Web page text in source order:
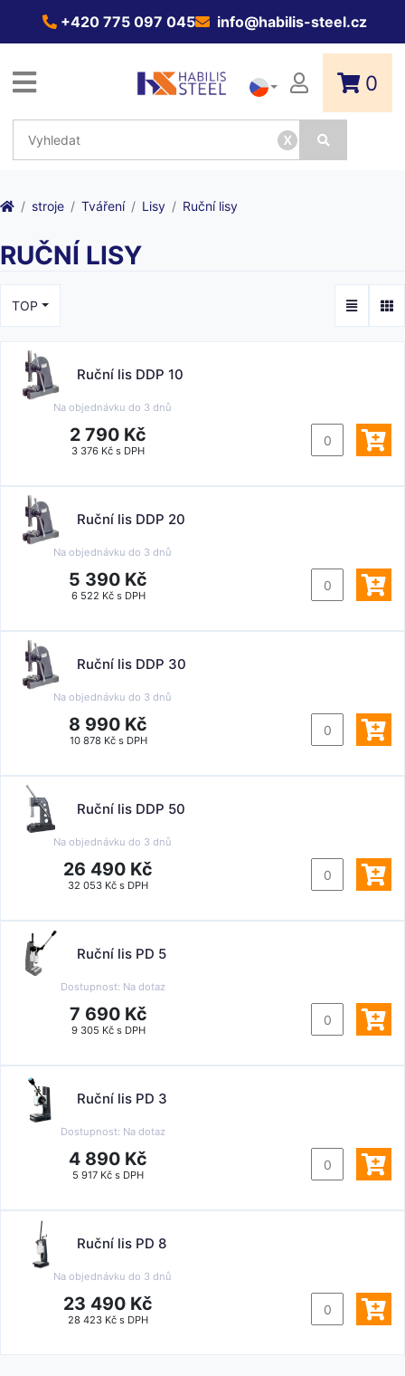
+420 775 097 045 info@habilis-steel.cz
x
0
stroje Tváření Lisy Ruční lisy
RUČNÍ LISY
TOP
Ruční lis DDP 10
Na objednávku do 3 dnů
2 790 Kč
3 376 Kč s DPH
Ruční lis DDP 20
Na objednávku do 3 dnů
5 390 Kč
6 522 Kč s DPH
Ruční lis DDP 30
Na objednávku do 3 dnů
8 990 Kč
10 878 Kč s DPH
Ruční lis DDP 50
Na objednávku do 3 dnů
26 490 Kč
32 053 Kč s DPH
Ruční lis PD 5
Dostupnost: Na dotaz
7 690 Kč
9 305 Kč s DPH
Ruční lis PD 3
Dostupnost: Na dotaz
4 890 Kč
5 917 Kč s DPH
Ruční lis PD 8
Na objednávku do 3 dnů
23 490 Kč
28 423 Kč s DPH